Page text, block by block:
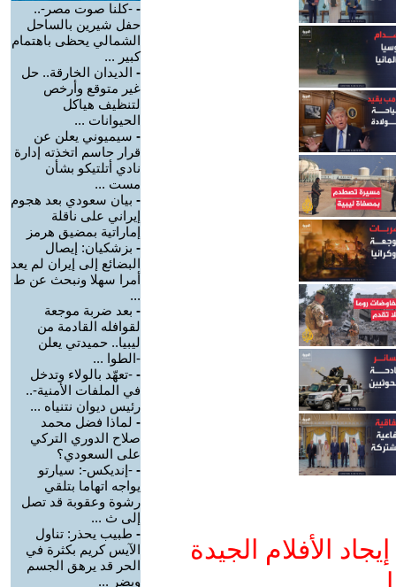
الأفلام الجيدة
- -كلنا صوت مصر-..
حفل شيرين بالساحل
الشمالي يحظى باهتمام
كبير ...
- الديدان الخارقة.. حل
غير متوقع وأرخص
لتنظيف هياكل
الحيوانات ...
- سيميوني يعلن عن
قرار حاسم اتخذته إدارة
نادي أتلتيكو بشأن
مست ...
- بيان سعودي بعد هجوم
إيراني على ناقلة
إماراتية بمضيق هرمز
- بزشكيان: إيصال
البضائع إلى إيران لم يعد
أمرا سهلا ونبحث عن ط
...
- بعد ضربة موجعة
لقوافله القادمة من
ليبيا.. حميدتي يعلن
-الطوا ...
- -تعهّد بالولاء وتدخل
في الملفات الأمنية-..
رئيس ديوان نتنياه ...
- لماذا فضل محمد
صلاح الدوري التركي
على السعودي؟
- -إنديكس-: سيارتو
يواجه اتهاما بتلقي
رشوة وعقوبة قد تصل
إلى ث ...
- طبيب يحذر: تناول
الآيس كريم بكثرة في
الحر قد يرهق الجسم
ويضر ...